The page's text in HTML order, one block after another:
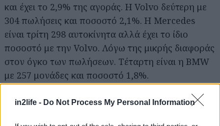
in2life - Do Not Process My Personal Information
και έχει το 2,9% της αγοράς. Η Volvo δεύτερη με
304 πωλήσεις και ποσοστό 2,1%. Η Mercedes
είναι τρίτη 298 αυτοκίνητα αλλά έχει το ίδιο
ποσοστό με την Volvo. Λόγω της μικρής διαφοράς
στον όγκο των πωλήσεων. Τέταρτη είναι η BMW
με 257 μονάδες και ποσοστό 1,8%.
Αναζήτηση
για...